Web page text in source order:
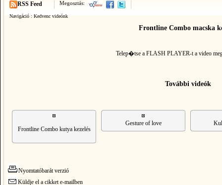
Megosztás:
RSS Feed
Navigáció : Kedvenc videónk
Frontline Combo macska
Telep�tse a FLASH PLAYER-ta video
További videók
Frontline Combo kutya kezelés
Gesture of love
Nyomtatóbarát verzió
Küldje el a cikket e-mailben